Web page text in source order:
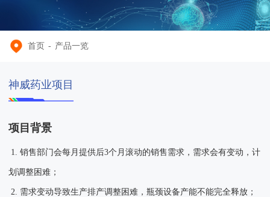
首页 - 产品一览
神威药业项目
项目背景
1. 销售部门会每月提供后3个月滚动的销售需求，需求会有变动，计
划调整困难；
2. 需求变动导致生产排产调整困难，瓶颈设备产能不能完全释放；